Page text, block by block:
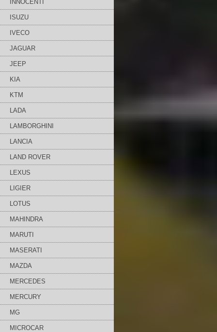
INNOCENTI
ISUZU
IVECO
JAGUAR
JEEP
KIA
KTM
LADA
LAMBORGHINI
LANCIA
LAND ROVER
LEXUS
LIGIER
LOTUS
MAHINDRA
MARUTI
MASERATI
MAZDA
MERCEDES
MERCURY
MG
MICROCAR